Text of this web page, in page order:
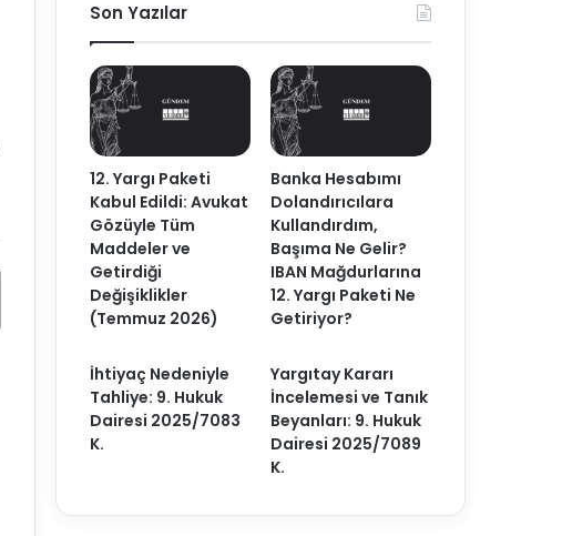
Son Yazılar
12. Yargı Paketi
Kabul Edildi: Avukat
Gözüyle Tüm
Maddeler ve
Getirdiği
Değişiklikler
(Temmuz 2026)
Banka Hesabımı
Dolandırıcılara
Kullandırdım,
Başıma Ne Gelir?
IBAN Mağdurlarına
12. Yargı Paketi Ne
Getiriyor?
İhtiyaç Nedeniyle
Tahliye: 9. Hukuk
Dairesi 2025/7083
K.
Yargıtay Kararı
İncelemesi ve Tanık
Beyanları: 9. Hukuk
Dairesi 2025/7089
K.